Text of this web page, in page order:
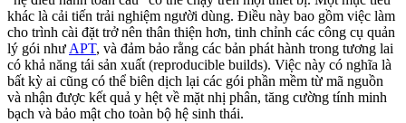
khác là cải tiến trải nghiệm người dùng. Điều này bao gồm việc làm
cho trình cài đặt trở nên thân thiện hơn, tinh chỉnh các công cụ quản
lý gói nhưAPT, và đảm bảo rằng các bản phát hành trong tương lai
có khả năng tái sản xuất (reproducible builds). Việc này có nghĩa là
bất kỳ ai cũng có thể biên dịch lại các gói phần mềm từ mã nguồn
và nhận được kết quả y hệt về mặt nhị phân, tăng cường tính minh
bạch và bảo mật cho toàn bộ hệ sinh thái.